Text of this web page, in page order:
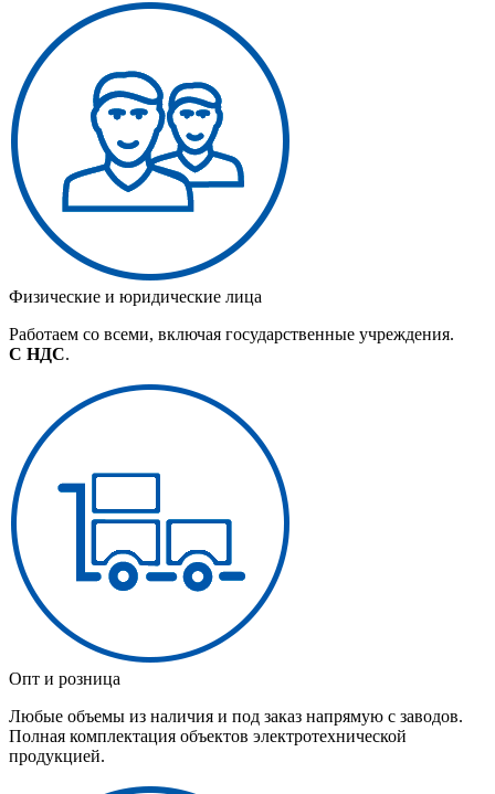
Физические и юридические лица
Работаем со всеми, включая государственные учреждения.
С НДС.
Опт и розница
Любые объемы из наличия и под заказ напрямую с заводов.
Полная комплектация объектов электротехнической
продукцией.